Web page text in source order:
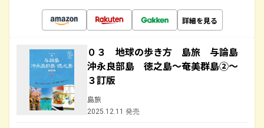
詳細を見る
０３ 地球の歩き方 島旅 与論島
沖永良部島 徳之島～奄美群島②～
３訂版
島旅
2025.12.11 発売